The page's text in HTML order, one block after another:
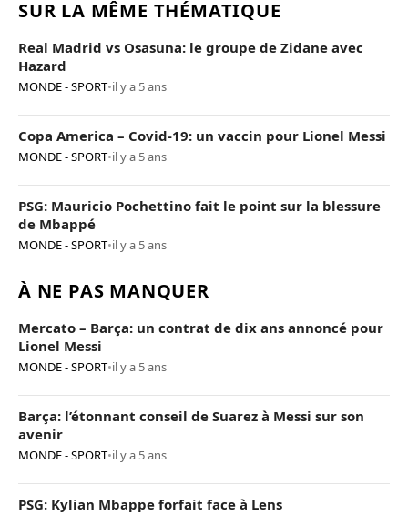
SUR LA MÊME THÉMATIQUE
Real Madrid vs Osasuna: le groupe de Zidane avec
Hazard
MONDE - SPORT•il y a 5 ans
Copa America – Covid-19: un vaccin pour Lionel Messi
MONDE - SPORT•il y a 5 ans
PSG: Mauricio Pochettino fait le point sur la blessure
de Mbappé
MONDE - SPORT•il y a 5 ans
À NE PAS MANQUER
Mercato – Barça: un contrat de dix ans annoncé pour
Lionel Messi
MONDE - SPORT•il y a 5 ans
Barça: l’étonnant conseil de Suarez à Messi sur son
avenir
MONDE - SPORT•il y a 5 ans
PSG: Kylian Mbappe forfait face à Lens